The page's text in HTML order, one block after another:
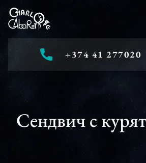
+374 41 277020
Сендвич с